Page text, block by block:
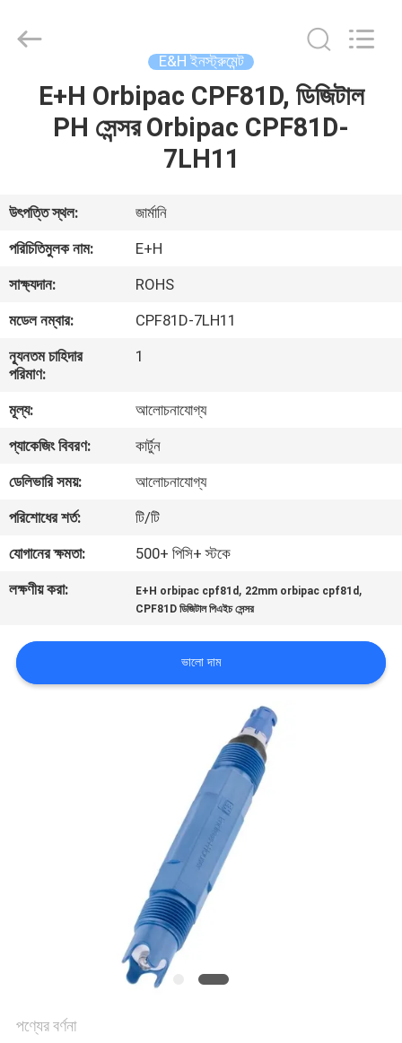
আমাদের
সম্পর্কে
কারখানা
ভ্রমণ
নিয়ন্ত্রণ
আমাদের
সাথে
যোগাযোগ
করুন
উদ্ধৃতির
E&H ইনস্ট্রুমেন্ট
E+H Orbipac CPF81D, ডিজিটাল
PH সেন্সর Orbipac CPF81D-
7LH11
উৎপত্তি স্থল:
জার্মানি
পরিচিতিমুলক নাম:
E+H
সাক্ষ্যদান:
ROHS
মডেল নম্বার:
CPF81D-7LH11
ন্যূনতম চাহিদার
পরিমাণ:
1
মূল্য:
আলোচনাযোগ্য
প্যাকেজিং বিবরণ:
কার্টুন
ডেলিভারি সময়:
আলোচনাযোগ্য
পরিশোধের শর্ত:
টি/টি
যোগানের ক্ষমতা:
500+ পিসি+ স্টকে
লক্ষণীয় করা:
E+H orbipac cpf81d , 22mm orbipac cpf81d ,
CPF81D ডিজিটাল পিএইচ সেন্সর
ভালো দাম
পণ্যের বর্ণনা